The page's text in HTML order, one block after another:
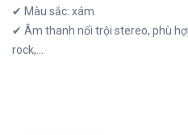
✔ Màu sắc: xám
✔ Âm thanh nổi trội stereo, phù
rock,...